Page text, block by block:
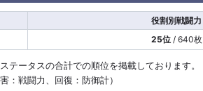
役割別戦闘力
25位/ 640枚
ータスの合計での順位を掲載しております。
：戦闘力、回復：防御計）